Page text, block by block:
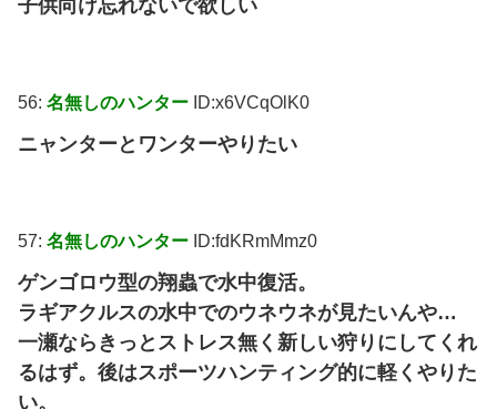
子供向け忘れないで欲しい
56: 名無しのハンター ID:x6VCqOlK0
ニャンターとワンターやりたい
57: 名無しのハンター ID:fdKRmMmz0
ゲンゴロウ型の翔蟲で水中復活。
ラギアクルスの水中でのウネウネが見たいんや…
一瀬ならきっとストレス無く新しい狩りにしてくれ
るはず。後はスポーツハンティング的に軽くやりた
い。